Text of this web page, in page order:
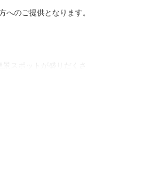
のご提供となります。
スポットが盛りだくさ
や、洞窟に差し込む光が
す。人工温泉光明石のお
。